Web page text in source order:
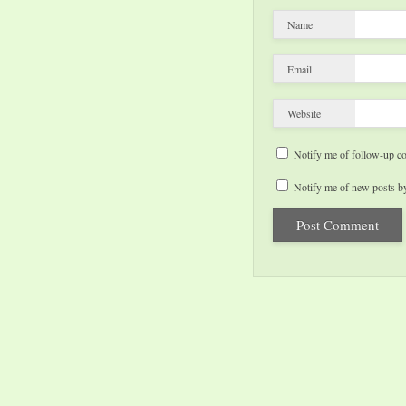
Name
Email
Website
Notify me of follow-up
Notify me of new posts